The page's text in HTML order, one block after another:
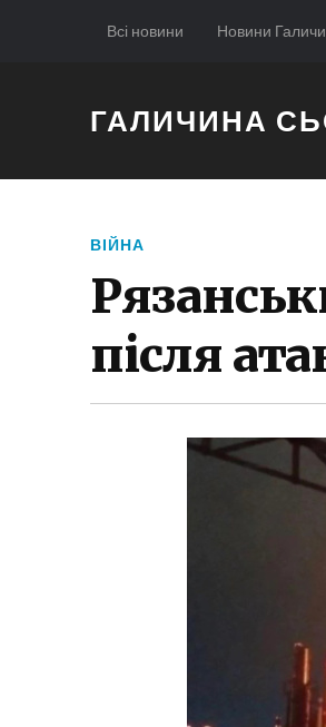
Всі новини Новини
ГАЛИЧИНА
ВІЙНА
після